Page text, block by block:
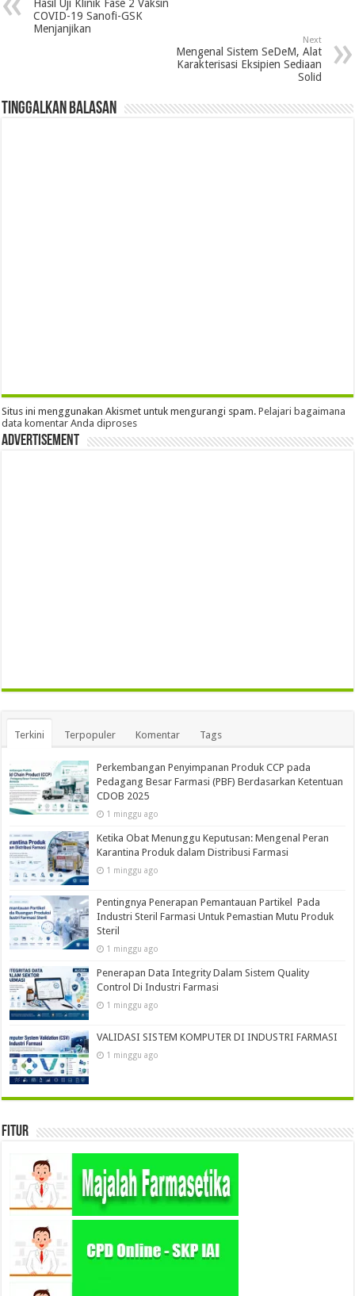
Hasil Uji Klinik Fase 2 Vaksin
COVID-19 Sanofi-GSK
Menjanjikan
Next
Mengenal Sistem SeDeM, Alat
Karakterisasi Eksipien Sediaan
Solid
Tinggalkan Balasan
Situs ini menggunakan Akismet untuk mengurangi spam.Pelajari bagaimana
data komentar Anda diproses
Advertisement
Terkini Terpopuler Komentar Tags
Perkembangan Penyimpanan Produk CCP pada
Pedagang Besar Farmasi (PBF) Berdasarkan Ketentuan
CDOB 2025
1 minggu ago
Ketika Obat Menunggu Keputusan: Mengenal Peran
Karantina Produk dalam Distribusi Farmasi
1 minggu ago
Pentingnya Penerapan Pemantauan Partikel Pada
Industri Steril Farmasi Untuk Pemastian Mutu Produk
Steril
1 minggu ago
Penerapan Data Integrity Dalam Sistem Quality
Control Di Industri Farmasi
1 minggu ago
VALIDASI SISTEM KOMPUTER DI INDUSTRI FARMASI
1 minggu ago
Fitur